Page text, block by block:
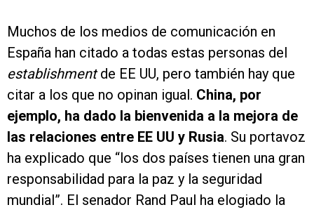
Muchos de los medios de comunicación en
España han citado a todas estas personas del
establishmentde EE UU, pero también hay que
citar a los que no opinan igual. China, por
ejemplo, ha dado la bienvenida a la mejora de
las relaciones entre EE UU y Rusia. Su portavoz
ha explicado que “los dos países tienen una gran
responsabilidad para la paz y la seguridad
mundial”. El senador Rand Paul ha elogiado la